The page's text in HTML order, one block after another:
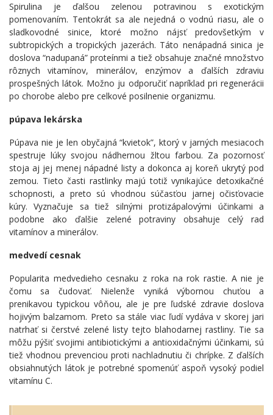
Spirulina je ďalšou zelenou potravinou s exotickým
pomenovaním. Tentokrát sa ale nejedná o vodnú riasu, ale o
sladkovodné sinice, ktoré možno nájsť predovšetkým v
subtropických a tropických jazerách. Táto nenápadná sinica je
doslova “nadupaná” proteínmi a tiež obsahuje značné množstvo
rôznych vitamínov, minerálov, enzýmov a ďalších zdraviu
prospešných látok. Možno ju odporučiť napríklad pri regenerácii
po chorobe alebo pre celkové posilnenie organizmu.
púpava lekárska
Púpava nie je len obyčajná “kvietok”, ktorý v jarných mesiacoch
spestruje lúky svojou nádhernou žltou farbou. Za pozornosť
stoja aj jej menej nápadné listy a dokonca aj koreň ukrytý pod
zemou. Tieto časti rastlinky majú totiž vynikajúce detoxikačné
schopnosti, a preto sú vhodnou súčasťou jarnej očisťovacie
kúry. Vyznačuje sa tiež silnými protizápalovými účinkami a
podobne ako ďalšie zelené potraviny obsahuje celý rad
vitamínov a minerálov.
medvedí cesnak
Popularita medvedieho cesnaku z roka na rok rastie. A nie je
čomu sa čudovať. Nielenže vyniká výbornou chuťou a
prenikavou typickou vôňou, ale je pre ľudské zdravie doslova
hojivým balzamom. Preto sa stále viac ľudí vydáva v skorej jari
natrhať si čerstvé zelené listy tejto blahodarnej rastliny. Tie sa
môžu pýšiť svojimi antibiotickými a antioxidačnými účinkami, sú
tiež vhodnou prevenciou proti nachladnutiu či chrípke. Z ďalších
obsiahnutých látok je potrebné spomenúť aspoň vysoký podiel
vitamínu C.